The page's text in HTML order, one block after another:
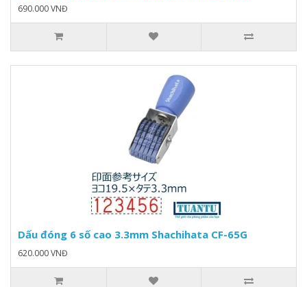
690.000 VNĐ
Dấu đóng 6 số cao 3.3mm Shachihata CF-65G
620.000 VNĐ